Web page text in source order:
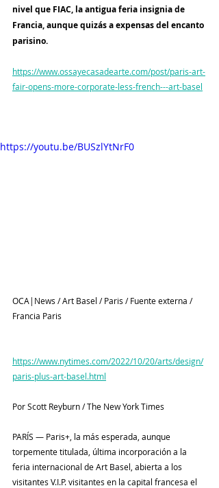
nivel que FIAC, la antigua feria insignia de
Francia, aunque quizás a expensas del encanto
parisino.
https://www.ossayecasadearte.com/post/paris-art-
fair-opens-more-corporate-less-french---art-basel
https://youtu.be/BUSzlYtNrF0
OCA|News / Art Basel / Paris / Fuente externa /
Francia Paris
https://www.nytimes.com/2022/10/20/arts/design/
paris-plus-art-basel.html
Por Scott Reyburn / The New York Times
PARÍS — Paris+, la más esperada, aunque
torpemente titulada, última incorporación a la
feria internacional de Art Basel, abierta a los
visitantes V.I.P. visitantes en la capital francesa el